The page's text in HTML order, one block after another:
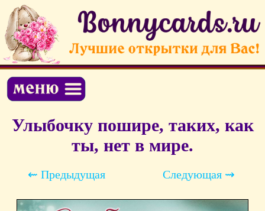
Улыбочку пошире, таких, как
ты, нет в мире.
⇜ Предыдущая Следующая ⇝